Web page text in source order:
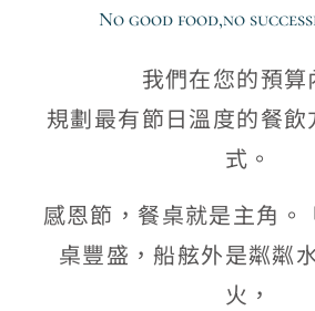
No good food,no
我們在您的預算
規劃最有節日溫度的餐飲
式。
感恩節，餐桌就是主角。
桌豐盛，船舷外是粼粼
火，